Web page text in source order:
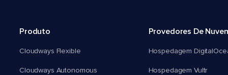
Produto
Cloudways Flexible
Cloudways Autonomous
Provedores De
Hospedagem
Hospedagem Vultr